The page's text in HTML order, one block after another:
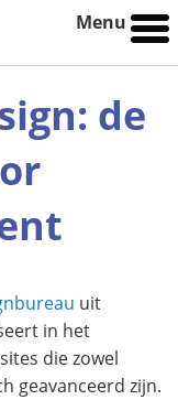
Menu
de
uit
in het
die zowel
geavanceerd zijn.